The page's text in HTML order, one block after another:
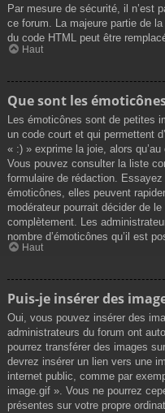
Par mesure de sécurité, il n’est
ce forum. La majeure partie de
du code HTML peut être
Haut
Que sont les
Les émoticônes sont de petites
un code court et qui permettent
« :) » exprime la joie, alors
Vous pouvez consulter la liste
formulaire de rédaction.
émoticônes, elles peuvent
modérateur pourrait décider de
complètement. Les
nombre d’émoticônes qu’il est
Haut
Puis-je insérer des
Oui, vous pouvez insérer des
administrateurs du forum ont
pourrez transférer des images
devrez insérer un lien vers une
internet public, comme par
image.gif ». Vous ne pourrez
présentes sur votre propre